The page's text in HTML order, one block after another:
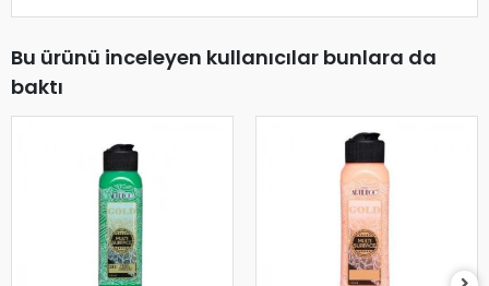
Bu ürünü inceleyen kullanıcılar bunlara da
baktı